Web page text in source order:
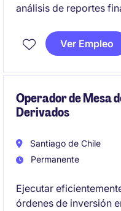
análisis de reportes
capacidad analítica y
contables y
Ver Empleo
Operador de Mesa
Derivados
Santiago de Chile
Permanente
Ejecutar
órdenes de inversión